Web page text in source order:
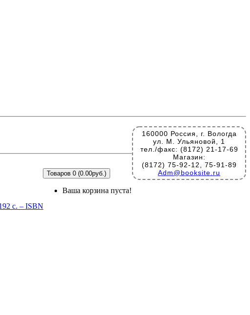
160000 Россия, г. Вологда
ул. М. Ульяновой, 1
тел./факс: (8172) 21-17-69
Магазин:
(8172) 75-92-12, 75-91-89
Adm@booksite.ru
Товаров 0 (0.00руб.)
Ваша корзина пуста!
с. – ISBN